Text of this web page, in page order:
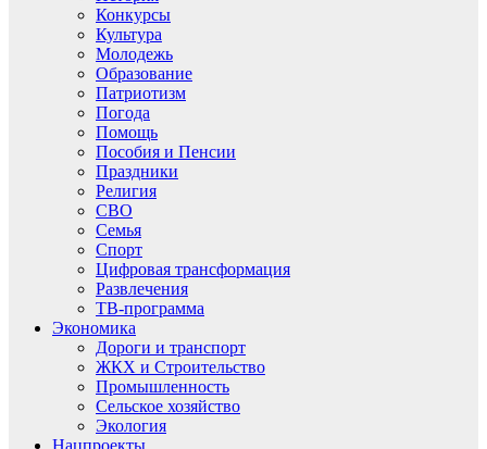
Конкурсы
Культура
Молодежь
Образование
Патриотизм
Погода
Помощь
Пособия и Пенсии
Праздники
Религия
СВО
Семья
Спорт
Цифровая трансформация
Развлечения
ТВ-программа
Экономика
Дороги и транспорт
ЖКХ и Строительство
Промышленность
Сельское хозяйство
Экология
Нацпроекты